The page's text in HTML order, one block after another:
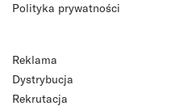
Polityka prywatności
Reklama
Dystrybucja
Rekrutacja